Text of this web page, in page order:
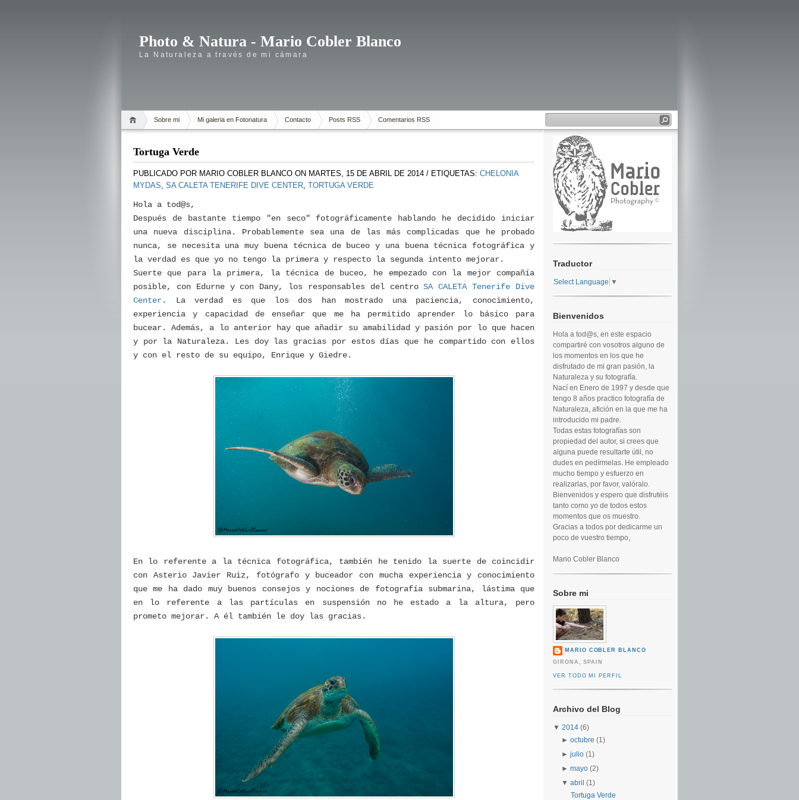
Photo & Natura - Mario Cobler Blanco
La Naturaleza a través de mi cámara
Sobre mi Mi galeria en Fotonatura Contacto Posts RSS Comentarios RSS
Tortuga Verde
PUBLICADO POR MARIO COBLER BLANCO ON MARTES, 15 DE ABRIL DE 2014 / ETIQUETAS: CHELONIA
MYDAS, SA CALETA TENERIFE DIVE CENTER, TORTUGA VERDE
Hola a tod@s,
Después de bastante tiempo "en seco" fotográficamente hablando he decidido iniciar
una nueva disciplina. Probablemente sea una de las más complicadas que he probado
nunca, se necesita una muy buena técnica de buceo y una buena técnica fotográfica y
la verdad es que yo no tengo la primera y respecto la segunda intento mejorar.
Suerte que para la primera, la técnica de buceo, he empezado con la mejor compañía
posible, con Edurne y con Dany, los responsables del centroSA CALETA Tenerife Dive
Center. La verdad es que los dos han mostrado una paciencia, conocimiento,
experiencia y capacidad de enseñar que me ha permitido aprender lo básico para
bucear. Además, a lo anterior hay que añadir su amabilidad y pasión por lo que hacen
y por la Naturaleza. Les doy las gracias por estos días que he compartido con ellos
y con el resto de su equipo, Enrique y Giedre.
En lo referente a la técnica fotográfica, también he tenido la suerte de coincidir
con Asterio Javier Ruiz, fotógrafo y buceador con mucha experiencia y conocimiento
que me ha dado muy buenos consejos y nociones de fotografía submarina, lástima que
en lo referente a las partículas en suspensión no he estado a la altura, pero
prometo mejorar. A él también le doy las gracias.
Traductor
Select Language ▼
Bienvenidos
Hola a tod@s, en este espacio
compartiré con vosotros alguno de
los momentos en los que he
disfrutado de mi gran pasión, la
Naturaleza y su fotografía.
Nací en Enero de 1997 y desde que
tengo 8 años practico fotografía de
Naturaleza, afición en la que me ha
introducido mi padre.
Todas estas fotografías son
propiedad del autor, si crees que
alguna puede resultarte útil, no
dudes en pedírmelas. He empleado
mucho tiempo y esfuerzo en
realizarlas, por favor, valóralo.
Bienvenidos y espero que disfrutéis
tanto como yo de todos estos
momentos que os muestro.
Gracias a todos por dedicarme un
poco de vuestro tiempo,
Mario Cobler Blanco
Sobre mi
MARIO COBLER BLANCO
GIRONA, SPAIN
VER TODO MI PERFIL
Archivo del Blog
▼ 2014 (6)
►octubre (1)
►julio (1)
►mayo (2)
▼abril (1)
Tortuga Verde